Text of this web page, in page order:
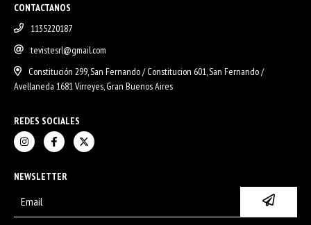
CONTACTANOS
1135220187
tevistesrl@gmail.com
Constitución 299, San Fernando / Constitucion 601, San Fernando /
Avellaneda 1681 Virreyes, Gran Buenos Aires
REDES SOCIALES
NEWSLETTER